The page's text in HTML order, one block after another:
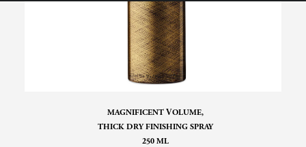
MAGNIFICENT VOLUME,
THICK DRY FINISHING SPRAY
250 ML